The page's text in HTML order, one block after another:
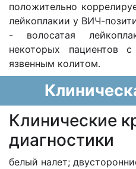
положительно
лейкоплакии у ВИЧ-
- волосатая
некоторых пациентов с
язвенным колитом.
Клинические
диагностики
белый налет;